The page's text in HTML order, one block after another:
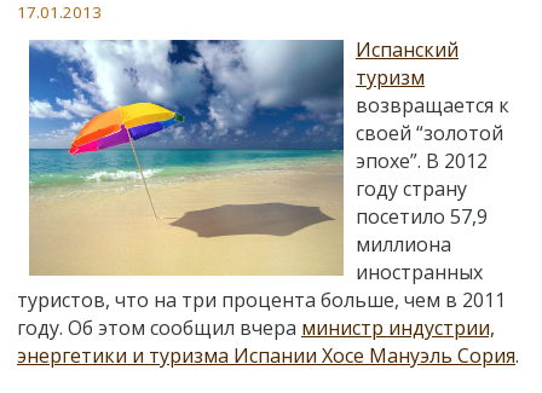
17.01.2013
Испанский
туризм
возвращается к
своей “золотой
эпохе”. В 2012
году страну
посетило 57,9
миллиона
иностранных
туристов, что на три процента больше, чем в 2011
году. Об этом сообщил вчера министр индустрии,
энергетики и туризма Испании Хосе Мануэль Сория.